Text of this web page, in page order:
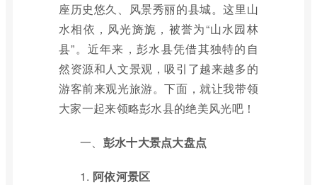
座历史悠久、风景秀丽的县城。这里山
水相依，风光旖旎，被誉为“山水园林
县”。近年来，彭水县凭借其独特的自
然资源和人文景观，吸引了越来越多的
游客前来观光旅游。下面，就让我带领
大家一起来领略彭水县的绝美风光吧！
一、 彭水十大景点大盘点
1. 阿依河景区